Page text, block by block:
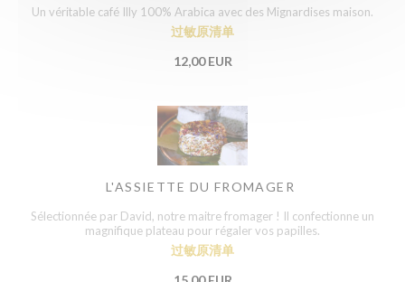
Un véritable café Illy 100% Arabica avec des Mignardises maison.
过敏原清单
12,00 EUR
L'ASSIETTE DU FROMAGER
Sélectionnée par David, notre maitre fromager ! Il confectionne un
magnifique plateau pour régaler vos papilles.
过敏原清单